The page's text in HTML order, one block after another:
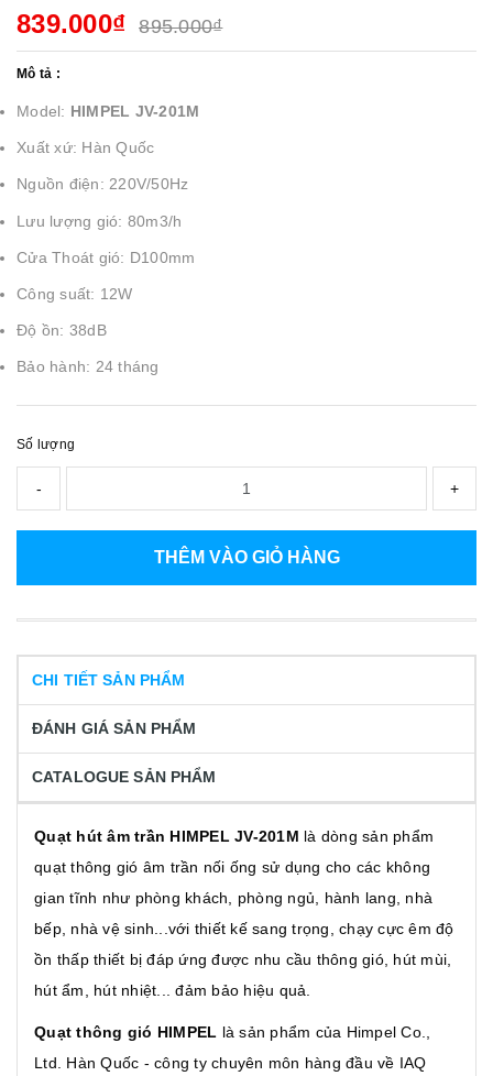
839.000₫ 895.000₫
Mô tả :
Model: HIMPEL JV-201M
Xuất xứ: Hàn Quốc
Nguồn điện: 220V/50Hz
Lưu lượng gió: 80m3/h
Cửa Thoát gió: D100mm
Công suất: 12W
Độ ồn: 38dB
Bảo hành: 24 tháng
Số lượng
- +
THÊM VÀO GIỎ HÀNG
CHI TIẾT SẢN PHẨM
ĐÁNH GIÁ SẢN PHẨM
CATALOGUE SẢN PHẨM
Quạt hút âm trần HIMPEL JV-201M là dòng sản phẩm
quạt thông gió âm trần nối ống sử dụng cho các không
gian tĩnh như phòng khách, phòng ngủ, hành lang, nhà
bếp, nhà vệ sinh...với thiết kế sang trọng, chạy cực êm độ
ồn thấp thiết bị đáp ứng được nhu cầu thông gió, hút mùi,
hút ẩm, hút nhiệt... đảm bảo hiệu quả.
Quạt thông gió HIMPEL là sản phẩm của Himpel Co.,
Ltd. Hàn Quốc - công ty chuyên môn hàng đầu về IAQ